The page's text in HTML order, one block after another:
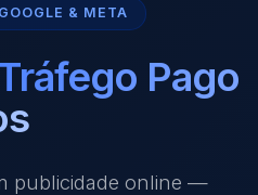
& META
Pago
publicidade online —